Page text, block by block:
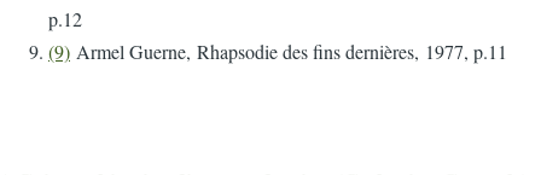
p.12
(9) Armel Guerne, Rhapsodie des fins dernières, 1977, p.11